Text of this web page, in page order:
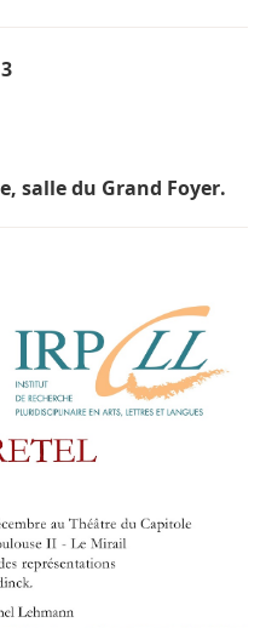
salle du Grand Foyer.